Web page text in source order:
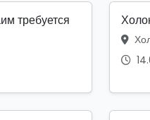
требуется